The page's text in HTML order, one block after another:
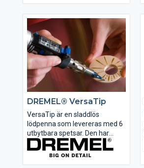
DREMEL® VersaTip
VersaTip är en sladdlös
lödpenna som levereras med 6
utbytbara spetsar. Den har
varierbar temperaturinställning
för maximal flexibilitet och